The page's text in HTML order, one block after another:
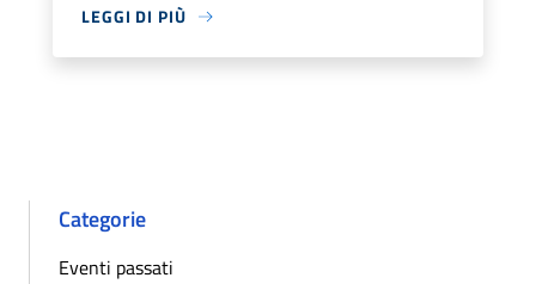
LEGGI DI PIÙ
Categorie
Eventi passati